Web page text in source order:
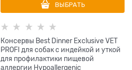
ВЫБРАТЬ
Консервы Best Dinner Exclusive VET
PROFI для собак с индейкой и уткой
для профилактики пищевой
аллергии Hypoallergenic